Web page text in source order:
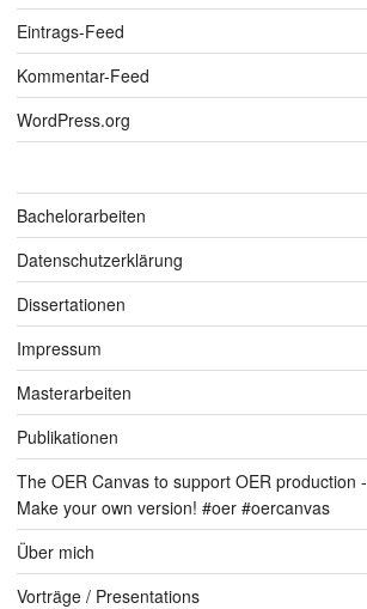
Eintrags-Feed
Kommentar-Feed
WordPress.org
Bachelorarbeiten
Datenschutzerklärung
Dissertationen
Impressum
Masterarbeiten
Publikationen
The OER Canvas to support OER production -
Make your own version! #oer #oercanvas
Über mich
Vorträge / Presentations